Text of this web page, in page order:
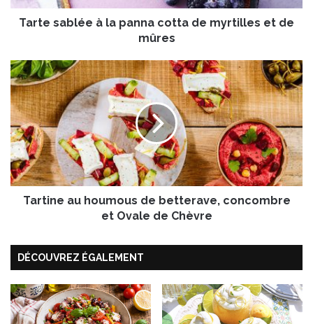
l
l
a
p
a
n
n
a
c
o
m
y
r
t
Tarte sablée à la panna cotta de myrtilles et de
mûres
T
a
r
i
n
e
a
u
m
u
s
d
e
Tartine au houmous de betterave, concombre
et Ovale de Chèvre
DÉCOUVREZ ÉGALEMENT